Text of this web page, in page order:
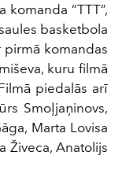
komanda “TTT”,
basketbola
pirmā komandas
kuru filmā
piedalās arī
Smoļjaņinovs,
Marta Lovisa
Živeca, Anatolijs